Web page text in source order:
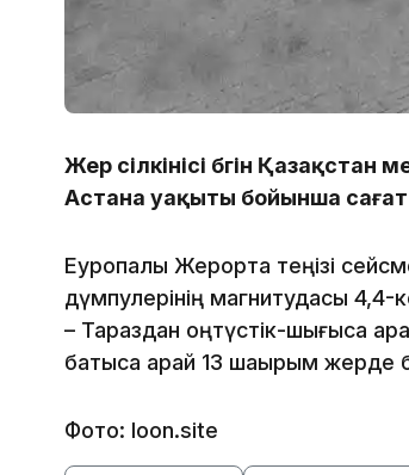
Жер сілкінісі бүгін
Астана уақыты бойынша
Еуропалық Жерорта теңізі
дүмпулерінің магнитудасы
– Тараздан оңтүстік-шығысқа
батысқа қарай 13 шақырым жерде
Фото: loon.site